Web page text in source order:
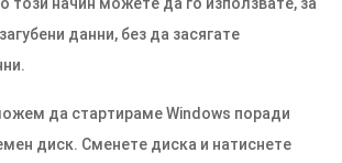
данни, без да засягате
да стартираме Windows поради
диск. Сменете диска и натиснете